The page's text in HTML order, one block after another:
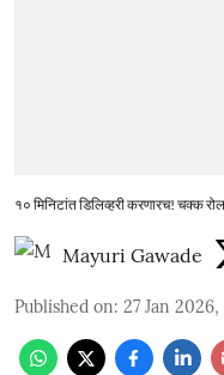
१० मिनिटांत डिलिव्हरी करणारच! चक्क
Mayuri Gawade
Published on: 27 Jan